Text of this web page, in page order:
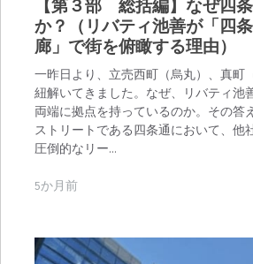
【第３部 総括編】なぜ四
か？（リバティ池善が「四
廊」で街を俯瞰する理由）
一昨日より、立売西町（烏丸）、真町
紐解いてきました。なぜ、リバティ池
両端に拠点を持っているのか。その答
ストリートである四条通において、他
圧倒的なリー…
5か月前